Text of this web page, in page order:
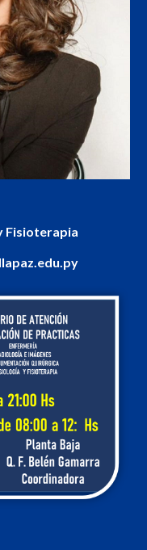
Fisioterapia